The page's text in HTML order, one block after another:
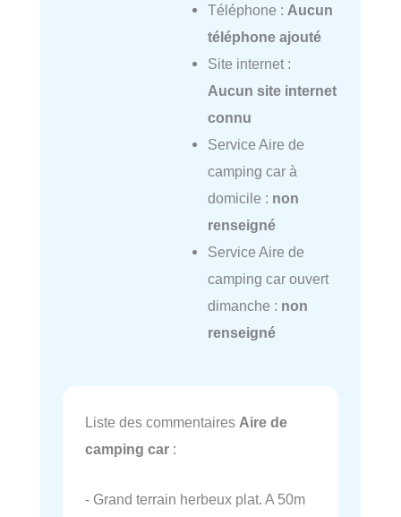
Téléphone : Aucun
téléphone ajouté
Site internet :
Aucun site internet
connu
Service Aire de
camping car à
domicile : non
renseigné
Service Aire de
camping car ouvert
dimanche : non
renseigné
Liste des commentaires Aire de
camping car :
- Grand terrain herbeux plat. A 50m